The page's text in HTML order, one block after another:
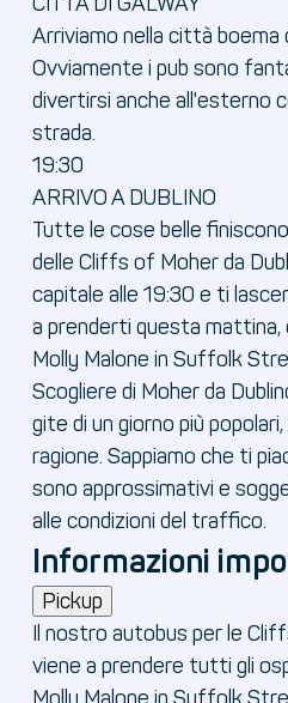
Arriviamo nella città boema
Ovviamente i pub sono
divertirsi anche all'esterno
strada.
19:30
ARRIVO A DUBLINO
Tutte le cose belle
delle Cliffs of Moher da
capitale alle 19:30 e ti
a prenderti questa mattina,
Molly Malone in Suffolk
Scogliere di Moher da
gite di un giorno più
ragione. Sappiamo che ti
sono approssimativi e
alle condizioni del traffico.
Informazioni
Pickup
Il nostro autobus per le
viene a prendere tutti gli